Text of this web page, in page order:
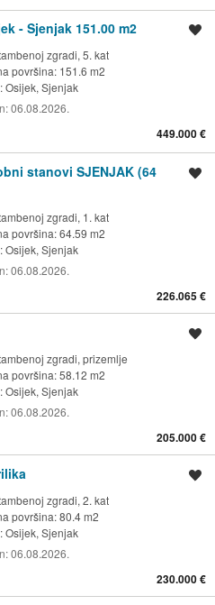
- Sjenjak 151.00 m2
zgradi, 5. kat
površina: 151.6 m2
Osijek, Sjenjak
06.08.2026.
449.000 €
stanovi SJENJAK (64
zgradi, 1. kat
površina: 64.59 m2
Osijek, Sjenjak
06.08.2026.
226.065 €
zgradi, prizemlje
površina: 58.12 m2
Osijek, Sjenjak
06.08.2026.
205.000 €
zgradi, 2. kat
površina: 80.4 m2
Osijek, Sjenjak
06.08.2026.
230.000 €